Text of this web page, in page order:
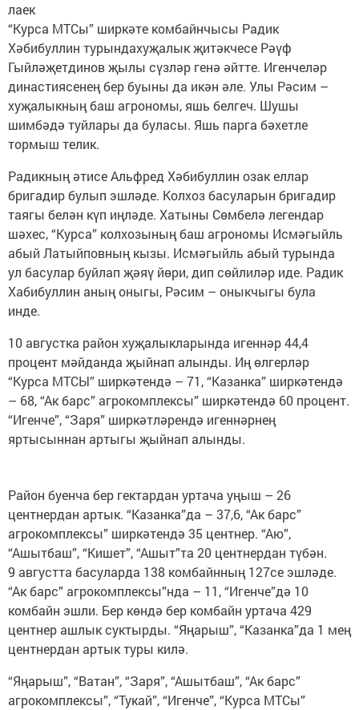
лаек
“Курса МТСы” ширкәте комбайнчысы Радик
Хәбибуллин турындахуҗалык җитәкчесе Рәүф
Гыйләҗетдинов җылы сүзләр генә әйтте. Игенчеләр
династиясенең бер буыны да икән әле. Улы Рәсим –
хуҗалыкның баш агрономы, яшь белгеч. Шушы
шимбәдә туйлары да буласы. Яшь парга бәхетле
тормыш телик.
Радикның әтисе Альфред Хәбибуллин озак еллар
бригадир булып эшләде. Колхоз басуларын бригадир
таягы белән күп иңләде. Хатыны Сөмбелә легендар
шәхес, “Курса” колхозының баш агрономы Исмәгыйль
абый Латыйповның кызы. Исмәгыйль абый турында
ул басулар буйлап җәяү йөри, дип сөйлиләр иде. Радик
Хабибуллин аның оныгы, Рәсим – оныкчыгы була
инде.
10 августка район хуҗалыкларында игеннәр 44,4
процент мәйданда җыйнап алынды. Иң өлгерләр
“Курса МТСЫ” ширкәтендә – 71, “Казанка” ширкәтендә
– 68, “Ак барс” агрокомплексы” ширкәтендә 60 процент.
“Игенче”, “Заря” ширкәтләрендә игеннәрнең
яртысыннан артыгы җыйнап алынды.
Район буенча бер гектардан уртача уңыш – 26
центнердан артык. “Казанка”да – 37,6, “Ак барс”
агрокомплексы” ширкәтендә 35 центнер. “Аю”,
“Ашытбаш”, “Кишет”, “Ашыт”та 20 центнердан түбән.
9 августта басуларда 138 комбайнның 127се эшләде.
“Ак барс” агрокомплексы”нда – 11, “Игенче”дә 10
комбайн эшли. Бер көндә бер комбайн уртача 429
центнер ашлык суктырды. “Яңарыш”, “Казанка”да 1 мең
центнердан артык туры килә.
“Яңарыш”, “Ватан”, “Заря”, “Ашытбаш”, “Ак барс”
агрокомплексы”, “Тукай”, “Игенче”, “Курса МТСы”